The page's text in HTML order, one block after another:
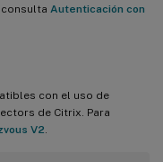
Autenticación con
con el uso de
de Citrix. Para
V2